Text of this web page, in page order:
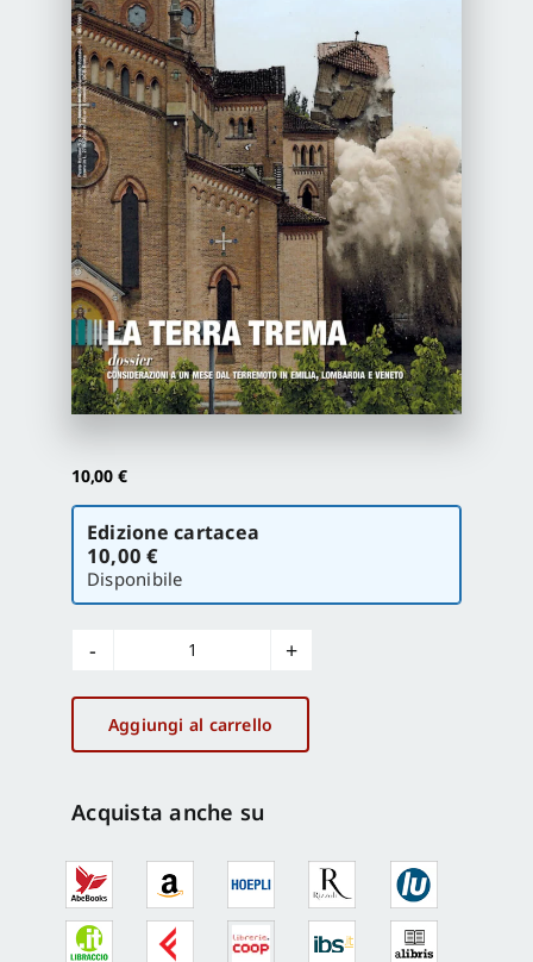
Newsletter
Autori
Proposte di pubblicazione
Gangemi Editore
Newsletter
10,00 €
Scegli
versione
Edizione cartacea
10,00 €
Disponibile
Italia
Nostra
472/2012
quantità
Aggiungi al carrello
Acquista anche su